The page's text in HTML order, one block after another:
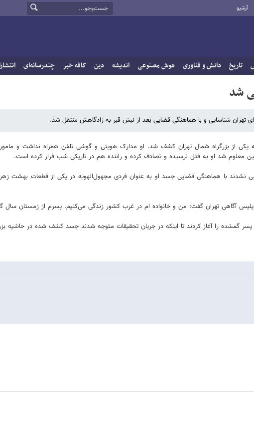
آرشیو
تاریخ دانش و فناوری هوش مصنوعی اندیشه دین کافه خبر چندرسانه‌ای
شد
شناسایی و با هماهنگی قضایی بعد از نبش قبر به زادگاهش منتقل شد.
از بزرگراه شمال تهران کشف شد. او مدارک هویتی و گوشی تلفن همراه نداشت و
معلوم شد او به قتل نرسیده و تصادف کرده و راننده هم در تاریکی شب فرار کرده است.
با هماهنگی قضایی جسد او به عنوان فردی مجهول‌الهویه در یکی از قطعات بهشت
آگاهی تهران گفت: من و خانواده ام در غرب کشور زندگی می‌کنیم. پسرم از زمستان سال
گمشده را آغاز کردند تا اینکه در جریان تحقیقات متوجه شدند جسد کشف شده در حاشیه